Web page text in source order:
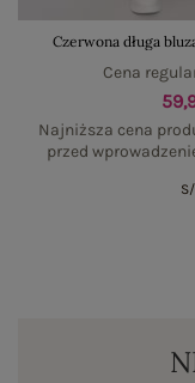
Czerwona długa
Najniższa cena
przed
Cena